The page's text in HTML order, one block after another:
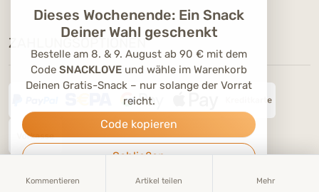
Kommentieren Artikel teilen Mehr
ZAHLUNGSOPTIONEN
Dieses Wochenende: Ein Snack
Deiner Wahl geschenkt
Bestelle am 8. & 9. August ab 90 € mit dem
Code SNACKLOVE und wähle im Warenkorb
Deinen Gratis-Snack – nur solange der Vorrat
reicht.
Code kopieren
Schließen